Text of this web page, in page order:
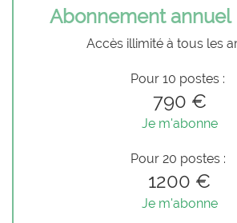
Abonnement
Accès illimité à tous les
Pour 10 postes :
790 €
Je m'abonne
Pour 20 postes :
1200 €
Je m'abonne